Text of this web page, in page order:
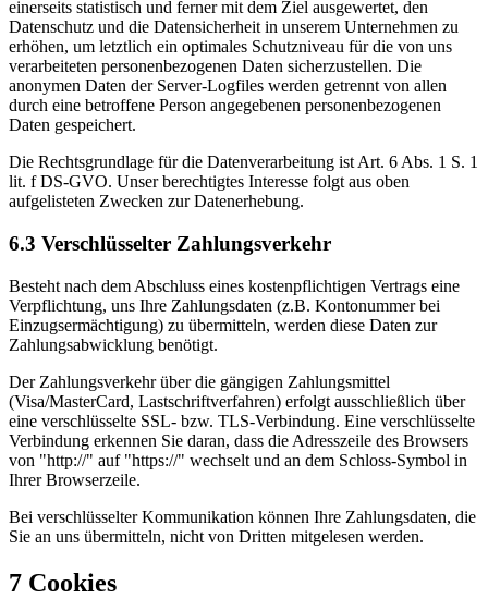
einerseits statistisch und ferner mit dem Ziel ausgewertet, den
Datenschutz und die Datensicherheit in unserem Unternehmen zu
erhöhen, um letztlich ein optimales Schutzniveau für die von uns
verarbeiteten personenbezogenen Daten sicherzustellen. Die
anonymen Daten der Server-Logfiles werden getrennt von allen
durch eine betroffene Person angegebenen personenbezogenen
Daten gespeichert.
Die Rechtsgrundlage für die Datenverarbeitung ist Art. 6 Abs. 1 S. 1
lit. f DS-GVO. Unser berechtigtes Interesse folgt aus oben
aufgelisteten Zwecken zur Datenerhebung.
6.3 Verschlüsselter Zahlungsverkehr
Besteht nach dem Abschluss eines kostenpflichtigen Vertrags eine
Verpflichtung, uns Ihre Zahlungsdaten (z.B. Kontonummer bei
Einzugsermächtigung) zu übermitteln, werden diese Daten zur
Zahlungsabwicklung benötigt.
Der Zahlungsverkehr über die gängigen Zahlungsmittel
(Visa/MasterCard, Lastschriftverfahren) erfolgt ausschließlich über
eine verschlüsselte SSL- bzw. TLS-Verbindung. Eine verschlüsselte
Verbindung erkennen Sie daran, dass die Adresszeile des Browsers
von "http://" auf "https://" wechselt und an dem Schloss-Symbol in
Ihrer Browserzeile.
Bei verschlüsselter Kommunikation können Ihre Zahlungsdaten, die
Sie an uns übermitteln, nicht von Dritten mitgelesen werden.
7 Cookies